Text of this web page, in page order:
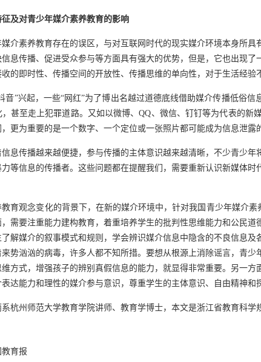
及对青少年媒介素养教育的影响
介素养教育存在的误区，与对互联网时代的现实媒介环境本身所
息传播、促进受众参与等方面具有强大的优势，但是，它也出现
的即时性、传播空间的开放性、传播思维的单向性，对于生活经
音”兴起，一些“网红”为了博出名越过道德底线借助媒介传播低俗
甚至走上犯罪道路。又如以微博、QQ、微信、钉钉等为代表的
更为重要的是一个数字、一个定位或一张照片都可能成为信息泄
息传播越来越便捷，参与传播的主体意识越来越清晰，不少青少
等信息的传播者。这些问题都在提醒我们，需要重新认识新媒体
育观念变化的背景下，在新的媒介环境中，针对我国青少年媒介
需要注重能力建构教育，着重培养学生的批判性思维能力和公民
解媒介的叙事模式和规则，学会辨识媒介信息中隐含的不良信息
势汹汹的病毒，许多人都不知所措。要想从根源上消除谣言，青
方式，增强孩子的辨别真假信息的能力，就显得非常重要。另一
达能力和理性的媒介参与意识，尊重学生的主体意识、自由精神
系杭州师范大学教育学院讲师、教育学博士，本文是浙江省教育科学
育报